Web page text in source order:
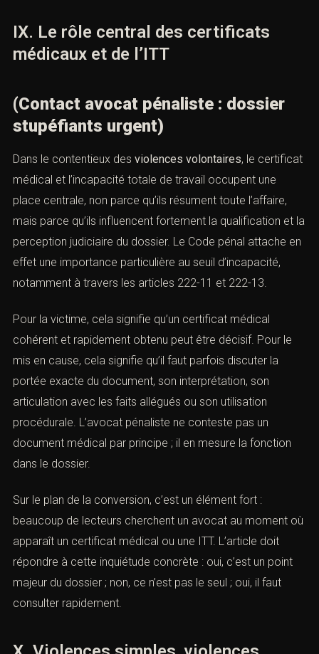
Une page de conversion bien pensée doit donc cesser
qui compte, c’est l’urgence de la prise en charge et la
qualité de la stratégie.
IX. Le rôle central des certificats
médicaux et de l’ITT
(Contact avocat pénaliste : dossier
stupéfiants urgent)
certificat médical et l’incapacité totale de travail
occupent une place centrale, non parce qu’ils résument
toute l’affaire, mais parce qu’ils influencent fortement la
qualification et la perception judiciaire du dossier. Le
Code pénal attache en effet une importance particulière
au seuil d’incapacité, notamment à travers lesarticles
222-11et 222-13.
cohérent et rapidement obtenu peut être décisif. Pour le
mis en cause, cela signifie qu’il faut parfois discuter la
portée exacte du document, son interprétation, son
articulation avec les faits allégués ou son utilisation
procédurale. L’avocat pénaliste ne conteste pas un
document médical par principe ; il en mesure la fonction